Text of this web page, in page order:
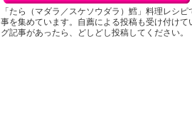
「たら（マダラ／スケソウダラ）鱈」料理レシ
事を集めています。自薦による投稿も受け付け
グ記事があったら、どしどし投稿してください。